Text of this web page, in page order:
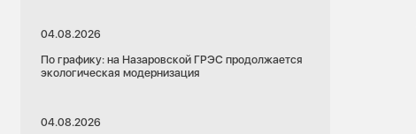
04.08.2026
По графику: на Назаровской ГРЭС продолжается
экологическая модернизация
04.08.2026